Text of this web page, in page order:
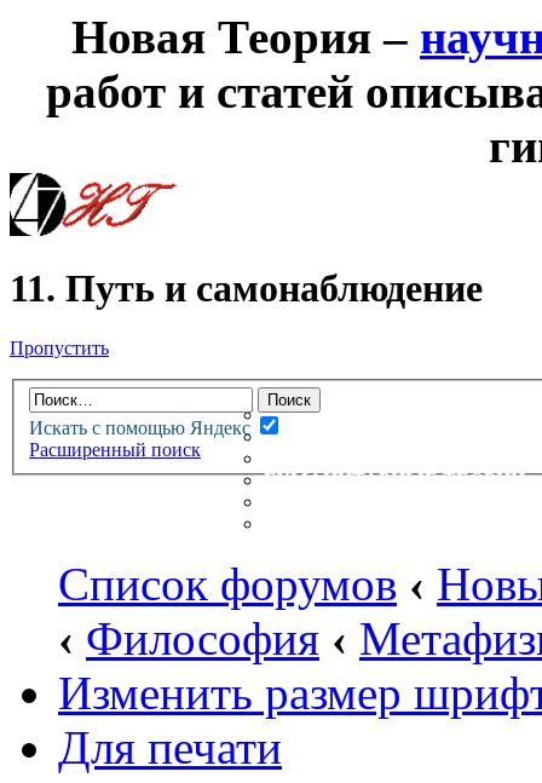
Новая Теория –
работ и статей
11. Путь и самонаблюдение
Пропустить
Искать с помощью Яндекс
Расширенный поиск
НОВАЯ ТЕОРИЯФОРУМ
НОВЫЕ СООБЩЕНИЯ
НЕПРОЧИТАННЫЕ
ГУМАНИТАРНЫЕ ТЕОРИИ
Список форумов ‹
‹ Философия ‹
Изменить размер
Для печати